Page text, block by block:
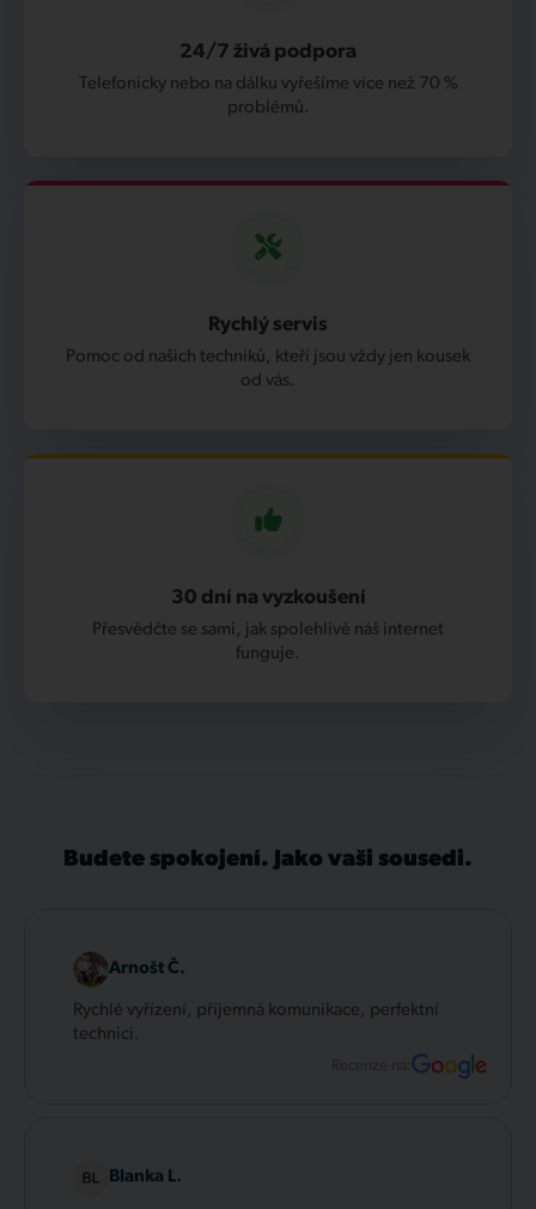
24/7 živá podpora
Telefonicky nebo na dálku vyřešíme více než 70 %
problémů.
Rychlý servis
Pomoc od našich techniků, kteří jsou vždy jen kousek
od vás.
30 dní na vyzkoušení
Přesvědčte se sami, jak spolehlivě náš internet
funguje.
Budete spokojení. Jako vaši sousedi.
Arnošt Č.
Rychlé vyřízení, příjemná komunikace, perfektní
technici.
Recenze na:
Blanka L.